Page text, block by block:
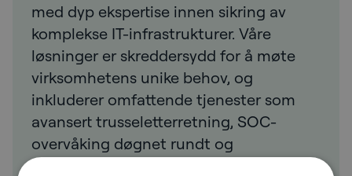
med dyp ekspertise innen sikring av
komplekse IT-infrastrukturer. Våre
løsninger er skreddersydd for å møte
virksomhetens unike behov, og
inkluderer omfattende tjenester som
avansert trusseletterretning, SOC-
overvåking døgnet rundt og
hendelsesrespons i sanntid. Vi legger